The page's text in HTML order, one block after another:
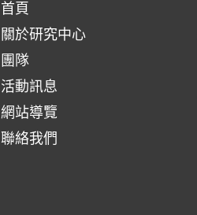
首頁
關於研究中心
團隊
活動訊息
網站導覽
聯絡我們